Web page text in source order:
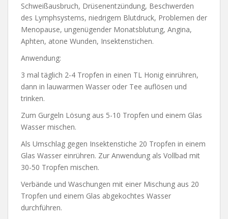
Schweißausbruch, Drüsenentzündung, Beschwerden
des Lymphsystems, niedrigem Blutdruck, Problemen der
Menopause, ungenügender Monatsblutung, Angina,
Aphten, atone Wunden, Insektenstichen.
Anwendung:
3 mal täglich 2-4 Tropfen in einen TL Honig einrühren,
dann in lauwarmen Wasser oder Tee auflösen und
trinken.
Zum Gurgeln Lösung aus 5-10 Tropfen und einem Glas
Wasser mischen.
Als Umschlag gegen Insektenstiche 20 Tropfen in einem
Glas Wasser einrühren. Zur Anwendung als Vollbad mit
30-50 Tropfen mischen.
Verbände und Waschungen mit einer Mischung aus 20
Tropfen und einem Glas abgekochtes Wasser
durchführen.